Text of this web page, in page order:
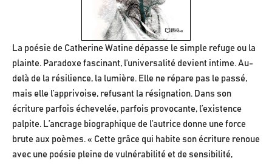
La poésie de Catherine Watine dépasse le simple refuge ou la
plainte. Paradoxe fascinant, l’universalité devient intime. Au-
delà de la résilience, la lumière. Elle ne répare pas le passé,
mais elle l’apprivoise, refusant la résignation. Dans son
écriture parfois échevelée, parfois provocante, l’existence
palpite. L’ancrage biographique de l’autrice donne une force
brute aux poèmes. « Cette grâce qui habite son écriture renoue
avec une poésie pleine de vulnérabilité et de sensibilité,